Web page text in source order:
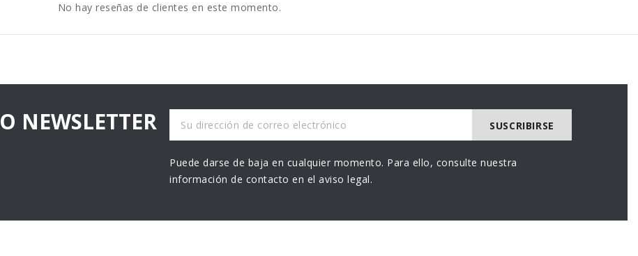
No hay reseñas de clientes en este momento.
NEWSLETTER
Puede darse de baja en cualquier momento. Para ello, consulte nuestra
información de contacto en el aviso legal.